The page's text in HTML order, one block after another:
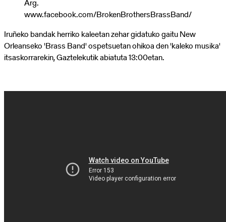
Arg.
www.facebook.com/BrokenBrothersBrassBand/
Iruñeko bandak herriko kaleetan zehar gidatuko gaitu New
Orleanseko 'Brass Band' ospetsuetan ohikoa den 'kaleko musika'
itsaskorrarekin, Gaztelekutik abiatuta 13:00etan.